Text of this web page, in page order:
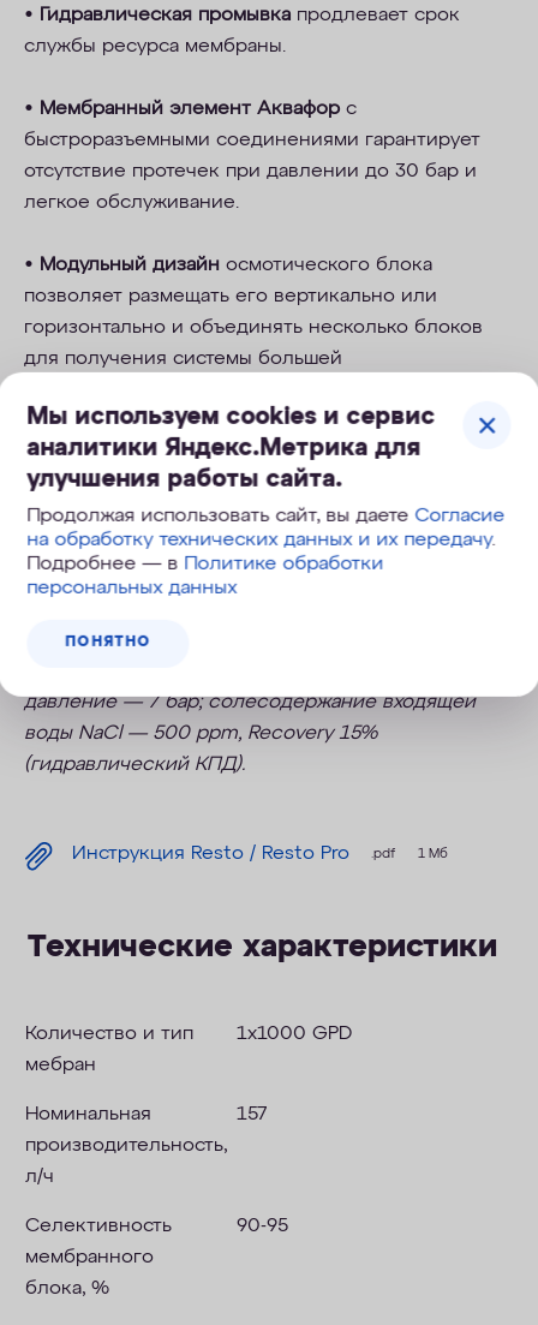
• Гидравлическая промывка продлевает срок
службы ресурса мембраны.
• Мембранный элемент Аквафорс
быстроразъемными соединениями гарантирует
отсутствие протечек при давлении до 30 бар и
легкое обслуживание.
• Модульный дизайн осмотического блока
позволяет размещать его вертикально или
горизонтально и объединять несколько блоков
для получения системы большей
* Для корректной работы системы рекомендуется
установка блока предфильтрации (не входит в
основной комплект)
обратноосмотической мембраны указана при
давление — 7 бар; солесодержание входящей
воды NaCl — 500 ppm, Recovery 15%
(гидравлический КПД).
Инструкция Resto / Resto Pro .pdf 1 Мб
Технические характеристики
Количество и тип
мебран
1x1000 GPD
Номинальная
производительность,
л/ч
157
Селективность
мембранного
блока, %
90-95
Мы используем cookies и сервис
аналитики Яндекс.Метрика для
улучшения работы сайта.
Продолжая использовать сайт, вы даетеСогласие
на обработку технических данных и их передачу.
Подробнее — в Политике обработки
персональных данных
ПОНЯТНО